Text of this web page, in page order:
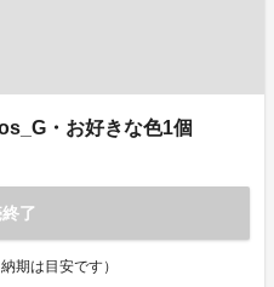
・お好きな色1個
了
期は目安です）